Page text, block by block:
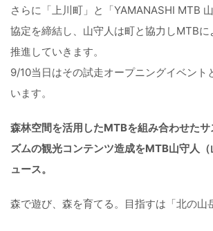
さらに「上川町」と「YAMANASHI MTB
協定を締結し、山守人は町と協力しMTBに
推進していきます。
9/10当日はその試走オープニングイベント
います。
森林空間を活用したMTBを組み合わせたサ
ズムの観光コンテンツ造成をMTB山守人
ュース。
森で遊び、森を育てる。目指すは「北の山